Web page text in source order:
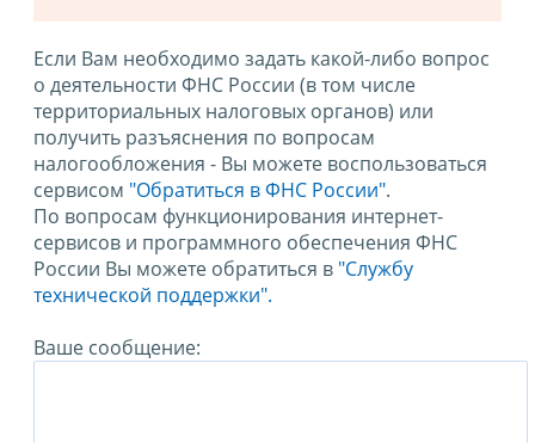
Если Вам необходимо задать какой-либо вопрос
о деятельности ФНС России (в том числе
территориальных налоговых органов) или
получить разъяснения по вопросам
налогообложения - Вы можете воспользоваться
сервисом "Обратиться в ФНС России".
По вопросам функционирования интернет-
сервисов и программного обеспечения ФНС
России Вы можете обратиться в "Службу
технической поддержки".
Ваше сообщение: